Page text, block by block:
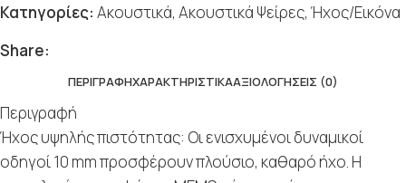
Κατηγορίες: Ακουστικά, Ακουστικά Ψείρες, Ήχος/Εικόνα
Share:
ΠΕΡΙΓΡΑΦΉΧΑΡΑΚΤΗΡΙΣΤΙΚΆΑΞΙΟΛΟΓΉΣΕΙΣ (0)
Περιγραφή
Ήχος υψηλής πιστότητας: Οι ενισχυμένοι δυναμικοί
οδηγοί 10 mm προσφέρουν πλούσιο, καθαρό ήχο. Η